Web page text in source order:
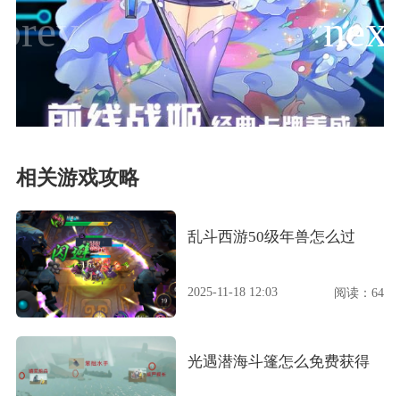
相关游戏攻略
乱斗西游50级年兽怎么过
2025-11-18 12:03 阅读：64
光遇潜海斗篷怎么免费获得